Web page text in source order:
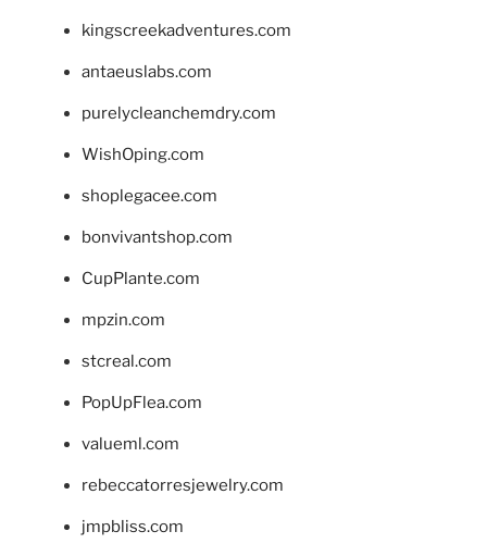
kingscreekadventures.com
antaeuslabs.com
purelycleanchemdry.com
WishOping.com
shoplegacee.com
bonvivantshop.com
CupPlante.com
mpzin.com
stcreal.com
PopUpFlea.com
valueml.com
rebeccatorresjewelry.com
jmpbliss.com